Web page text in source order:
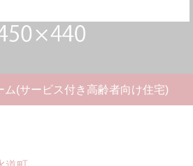
ム(サービス付き高齢者向け住宅)